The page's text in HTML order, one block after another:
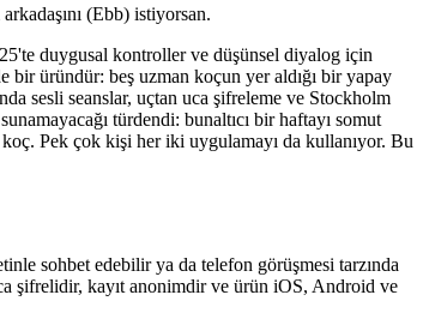
(Ebb) istiyorsan.
duygusal kontroller ve düşünsel diyalog için
bir üründür: beş uzman koçun yer aldığı bir yapay
sesli seanslar, uçtan uca şifreleme ve Stockholm
türdendi: bunaltıcı bir haftayı somut
Pek çok kişi her iki uygulamayı da kullanıyor. Bu
sohbet edebilir ya da telefon görüşmesi tarzında
şifrelidir, kayıt anonimdir ve ürün iOS, Android ve